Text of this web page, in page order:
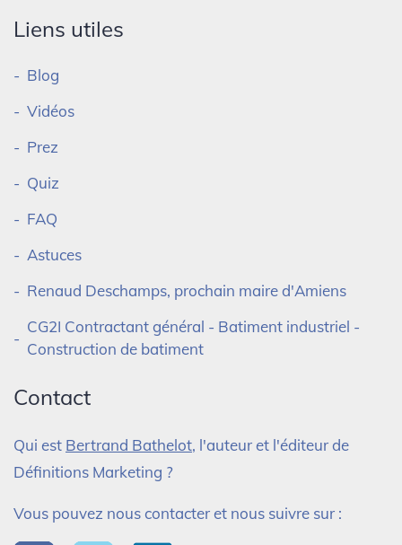
Liens utiles
Blog
Vidéos
Prez
Quiz
FAQ
Astuces
Renaud Deschamps, prochain maire d'Amiens
CG2I Contractant général - Batiment industriel -
Construction de batiment
Contact
Qui est Bertrand Bathelot, l'auteur et l'éditeur de
Définitions Marketing ?
Vous pouvez nous contacter et nous suivre sur :